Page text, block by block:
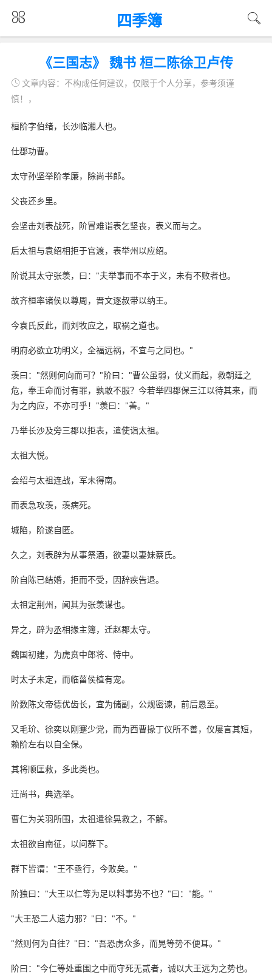
四季簿
《三国志》 魏书 桓二陈徐卫卢传
文章内容：不构成任何建议，仅限于个人分享，参考须谨
慎！，
桓阶字伯绪，长沙临湘人也。
仕郡功曹。
太守孙坚举阶孝廉，除尚书郎。
父丧还乡里。
会坚击刘表战死，阶冒难诣表乞坚丧，表义而与之。
后太祖与袁绍相拒于官渡，表举州以应绍。
阶说其太守张羡，曰："夫举事而不本于义，未有不败者也。
故齐桓率诸侯以尊周，晋文逐叔带以纳王。
今袁氏反此，而刘牧应之，取祸之道也。
明府必欲立功明义，全福远祸，不宜与之同也。"
羡曰："然则何向而可？"阶曰："曹公虽弱，仗义而起，救朝廷之
危，奉王命而讨有罪，孰敢不服？今若举四郡保三江以待其来，而
为之内应，不亦可乎！"羡曰："善。"
乃举长沙及旁三郡以拒表，遣使诣太祖。
太祖大悦。
会绍与太祖连战，军未得南。
而表急攻羡，羡病死。
城陷，阶遂自匿。
久之，刘表辟为从事祭酒，欲妻以妻妹蔡氏。
阶自陈已结婚，拒而不受，因辞疾告退。
太祖定荆州，闻其为张羡谋也。
异之，辟为丞相掾主簿，迁赵郡太守。
魏国初建，为虎贲中郎将、恃中。
时太子未定，而临菑侯植有宠。
阶数陈文帝德优齿长，宜为储副，公规密谏，前后恳至。
又毛玠、徐奕以刚蹇少党，而为西曹掾丁仪所不善，仪屡言其短，
赖阶左右以自全保。
其将顺匡救，多此类也。
迁尚书，典选举。
曹仁为关羽所围，太祖遣徐晃救之，不解。
太祖欲自南征，以问群下。
群下皆谓："王不亟行，今败矣。"
阶独曰："大王以仁等为足以料事势不也？"曰："能。"
"大王恐二人遗力邪？"曰："不。"
"然则何为自往？"曰："吾恐虏众多，而晃等势不便耳。"
阶曰："今仁等处重围之中而守死无贰者，诚以大王远为之势也。